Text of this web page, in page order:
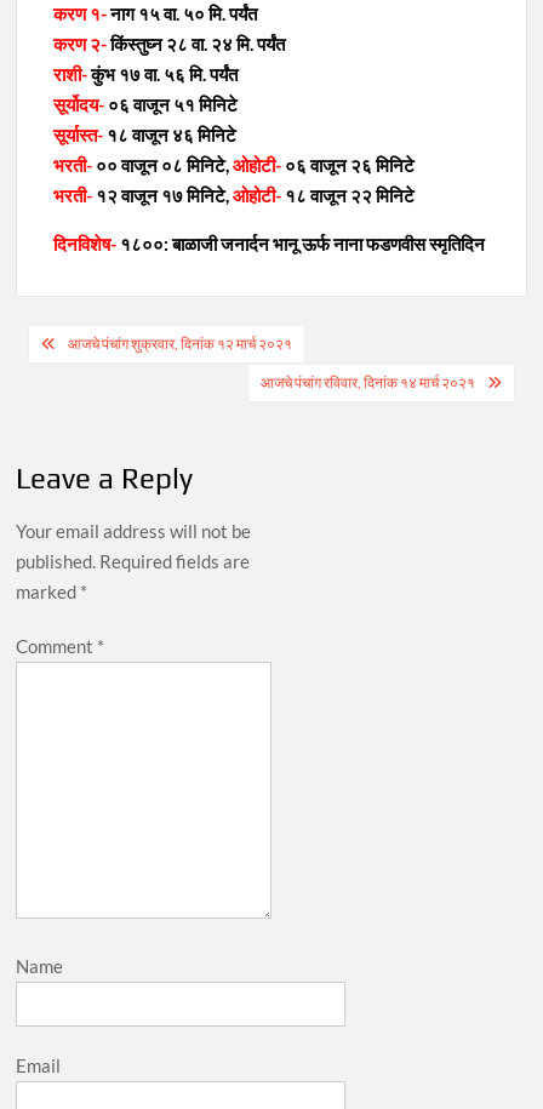
करण१-नाग १५ वा. ५० मि. पर्यंत
करण२-किंस्तुघ्न २८ वा. २४ मि. पर्यंत
राशी-कुंभ १७ वा. ५६ मि. पर्यंत
सूर्योदय- ०६ वाजून ५१ मिनिटे
सूर्यास्त- १८ वाजून ४६ मिनिटे
भरती- ०० वाजून ०८ मिनिटे,ओहोटी- ०६ वाजून २६ मिनिटे
भरती- १२ वाजून १७ मिनिटे,ओहोटी- १८ वाजून २२ मिनिटे
दिनविशेष- १८००: बाळाजी जनार्दन भानू ऊर्फ नाना फडणवीस स्मृतिदिन
Postआजचे पंचांग शुक्रवार, दिनांक १२ मार्च २०२१
आजचे पंचांग रविवार, दिनांक १४ मार्च २०२१
Leave a Reply
Your email address will not be
published. Required fields are
marked *
Comment *
Name
Email